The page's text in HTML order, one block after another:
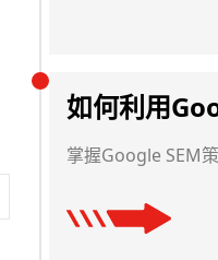
如何利用
掌握Google SEM